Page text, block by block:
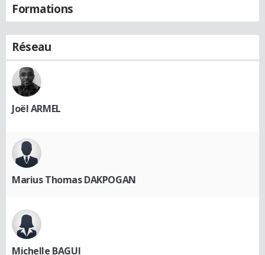
Formations
Réseau
Joël ARMEL
Marius Thomas DAKPOGAN
Michelle BAGUI